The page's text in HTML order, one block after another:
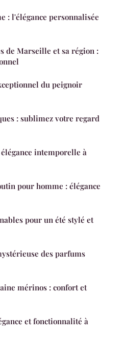
: l'élégance personnalisée
de Marseille et sa région :
du peignoir
: sublimez votre regard
intemporelle à
pour homme : élégance
pour un été stylé et
des parfums
mérinos : confort et
et fonctionnalité à